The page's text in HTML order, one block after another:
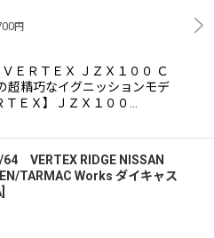
円
ＥＲＴＥＸ ＪＺＸ１００ Ｃ
超精巧なイグニッションモデ
ＥＸ】ＪＺＸ１００…
64 VERTEX RIDGE NISSAN
TARMAC Works ダイキャス